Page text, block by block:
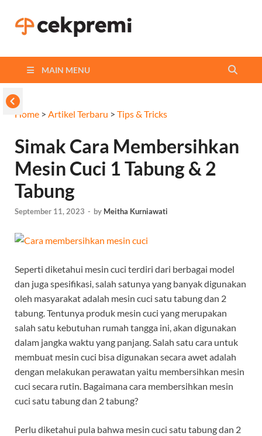
MAIN MENU
Home > Artikel Terbaru > Tips & Tricks
Simak Cara Membersihkan
Mesin Cuci 1 Tabung & 2
Tabung
September 11, 2023 - by Meitha Kurniawati
Seperti diketahui mesin cuci terdiri dari berbagai model
dan juga spesifikasi, salah satunya yang banyak digunakan
oleh masyarakat adalah mesin cuci satu tabung dan 2
tabung. Tentunya produk mesin cuci yang merupakan
salah satu kebutuhan rumah tangga ini, akan digunakan
dalam jangka waktu yang panjang. Salah satu cara untuk
membuat mesin cuci bisa digunakan secara awet adalah
dengan melakukan perawatan yaitu membersihkan mesin
cuci secara rutin. Bagaimana cara membersihkan mesin
cuci satu tabung dan 2 tabung?
Perlu diketahui pula bahwa mesin cuci satu tabung dan 2